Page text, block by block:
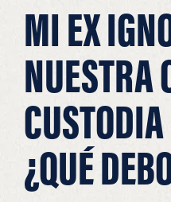
MI EX
NUESTRA
¿QUÉ